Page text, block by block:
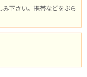
下さい。携帯などをぶら